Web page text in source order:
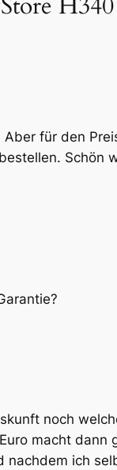
für den
Schön
noch
macht
nachdem ich